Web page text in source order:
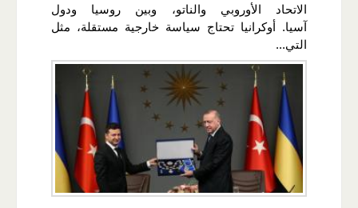
الاتحاد الأوروبي والناتو، وبين روسيا ودول
آسيا. أوكرانيا تحتاج سياسة خارجية مستقلة، مثل
التي...